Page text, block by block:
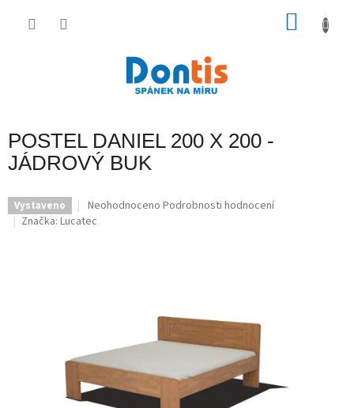
POSTEL DANIEL 200 X 200 -
JÁDROVÝ BUK
Vystaveno
Průměrné
hodnocení
Neohodnoceno Podrobnosti hodnocení
Značka: Lucatec